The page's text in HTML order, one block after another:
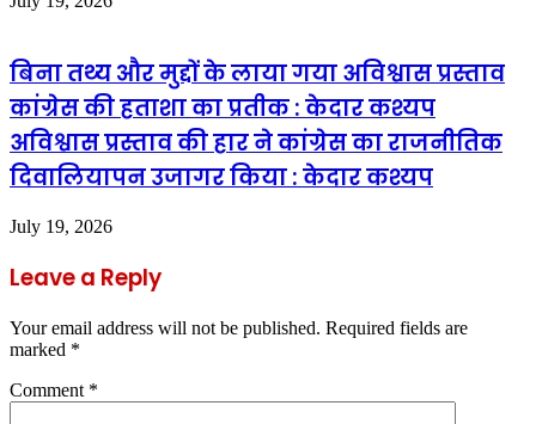
बिना तथ्य और मुद्दों के लाया गया अविश्वास प्रस्ताव
कांग्रेस की हताशा का प्रतीक : केदार कश्यप
अविश्वास प्रस्ताव की हार ने कांग्रेस का राजनीतिक
दिवालियापन उजागर किया : केदार कश्यप
July 19, 2026
Leave a Reply
Your email address will not be published. Required fields are
marked *
Comment *